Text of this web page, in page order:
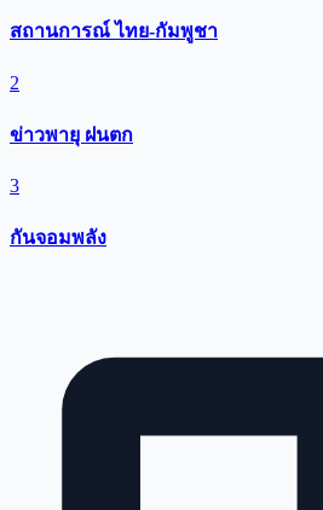
สถานการณ์ ไทย-กัมพูชา
2
ข่าวพายุ ฝนตก
3
กันจอมพลัง